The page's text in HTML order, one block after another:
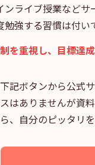
ンライブ授業などサ
勉強する習慣は付い
を重視し、目標達
記ボタンから公式
はありませんが資
、自分のピッタリ